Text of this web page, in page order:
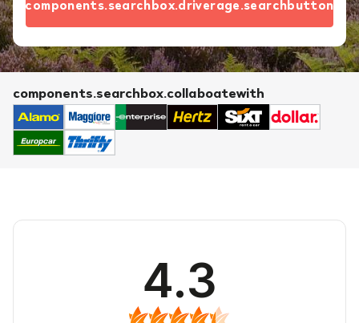
components.searchbox.driverage.searchbutton
components.searchbox.collaboatewith
4.3